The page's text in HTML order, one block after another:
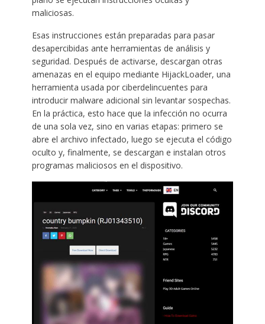
maliciosas.
Esas instrucciones están preparadas para pasar
desapercibidas ante herramientas de análisis y
seguridad. Después de activarse, descargan otras
amenazas en el equipo mediante HijackLoader, una
herramienta usada por ciberdelincuentes para
introducir malware adicional sin levantar sospechas.
En la práctica, esto hace que la infección no ocurra
de una sola vez, sino en varias etapas: primero se
abre el archivo infectado, luego se ejecuta el código
oculto y, finalmente, se descargan e instalan otros
programas maliciosos en el dispositivo.